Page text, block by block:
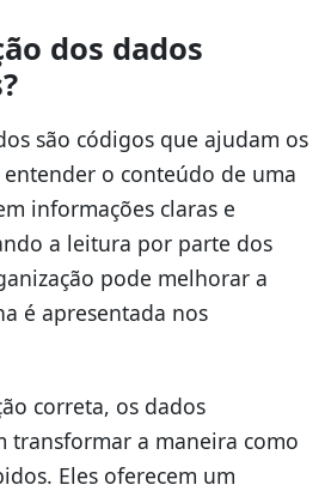
dos dados
são códigos que ajudam os
o conteúdo de uma
informações claras e
a leitura por parte dos
pode melhorar a
é apresentada nos
correta, os dados
transformar a maneira como
Eles oferecem um